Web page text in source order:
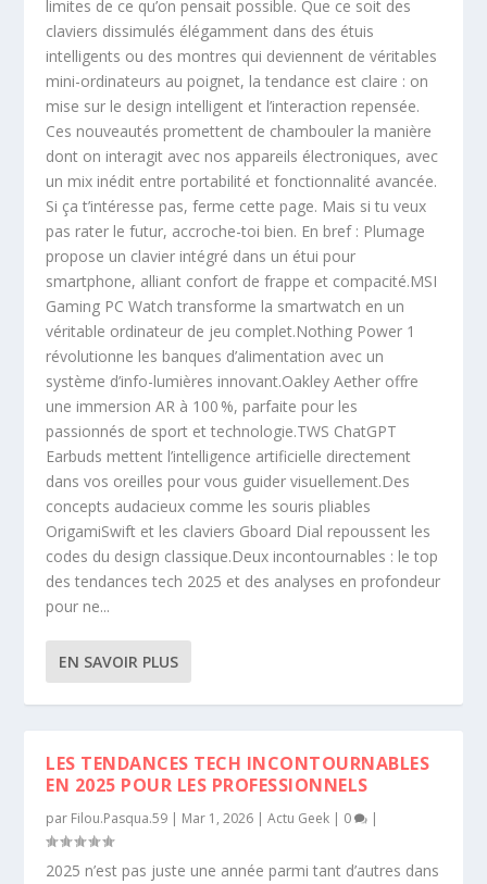
limites de ce qu’on pensait possible. Que ce soit des
claviers dissimulés élégamment dans des étuis
intelligents ou des montres qui deviennent de véritables
mini-ordinateurs au poignet, la tendance est claire : on
mise sur le design intelligent et l’interaction repensée.
Ces nouveautés promettent de chambouler la manière
dont on interagit avec nos appareils électroniques, avec
un mix inédit entre portabilité et fonctionnalité avancée.
Si ça t’intéresse pas, ferme cette page. Mais si tu veux
pas rater le futur, accroche-toi bien. En bref : Plumage
propose un clavier intégré dans un étui pour
smartphone, alliant confort de frappe et compacité.MSI
Gaming PC Watch transforme la smartwatch en un
véritable ordinateur de jeu complet.Nothing Power 1
révolutionne les banques d’alimentation avec un
système d’info-lumières innovant.Oakley Aether offre
une immersion AR à 100 %, parfaite pour les
passionnés de sport et technologie.TWS ChatGPT
Earbuds mettent l’intelligence artificielle directement
dans vos oreilles pour vous guider visuellement.Des
concepts audacieux comme les souris pliables
OrigamiSwift et les claviers Gboard Dial repoussent les
codes du design classique.Deux incontournables : le top
des tendances tech 2025 et des analyses en profondeur
pour ne...
EN SAVOIR PLUS
LES TENDANCES TECH INCONTOURNABLES
EN 2025 POUR LES PROFESSIONNELS
par Filou.Pasqua.59 | Mar 1, 2026 |Actu Geek | 0 |
2025 n’est pas juste une année parmi tant d’autres dans